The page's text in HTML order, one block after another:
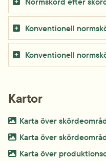
Konventionell
Konventionell
Kartor
Bild.
Karta över
Bild.
Karta över
Bild.
Karta över